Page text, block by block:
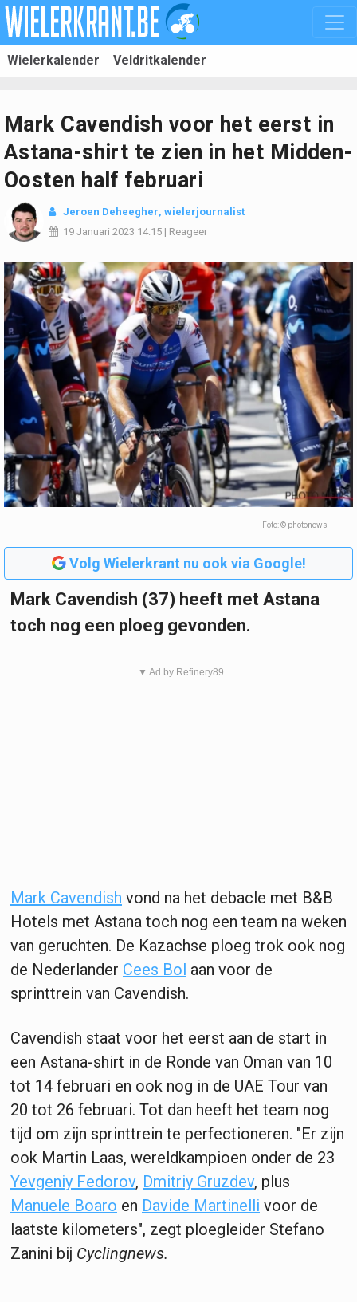
Wielerkalender Veldritkalender
Mark Cavendish voor het eerst in
Astana-shirt te zien in het Midden-
Oosten half februari
Jeroen Deheegher, wielerjournalist
19 Januari 2023 14:15 | Reageer
Foto: © photonews
Volg Wielerkrant nu ook via Google!
Mark Cavendish (37) heeft met Astana
toch nog een ploeg gevonden.
▼ Ad by Refinery89
Mark Cavendish vond na het debacle met B&B
Hotels met Astana toch nog een team na weken
van geruchten. De Kazachse ploeg trok ook nog
de Nederlander Cees Bol aan voor de
sprinttrein van Cavendish.
Cavendish staat voor het eerst aan de start in
een Astana-shirt in de Ronde van Oman van 10
tot 14 februari en ook nog in de UAE Tour van
20 tot 26 februari. Tot dan heeft het team nog
tijd om zijn sprinttrein te perfectioneren. "Er zijn
ook Martin Laas, wereldkampioen onder de 23
Yevgeniy Fedorov, Dmitriy Gruzdev, plus
Manuele Boaro en Davide Martinelli voor de
laatste kilometers", zegt ploegleider Stefano
Zanini bij Cyclingnews.